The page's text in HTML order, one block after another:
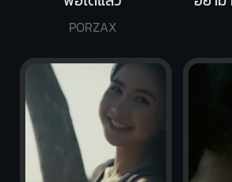
PORZAX